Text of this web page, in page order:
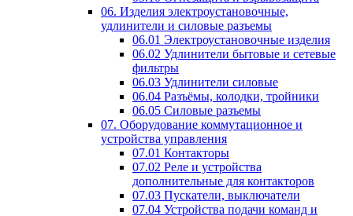
06. Изделия электроустановочные,
удлинители и силовые разъемы
06.01 Электроустановочные изделия
06.02 Удлинители бытовые и сетевые
фильтры
06.03 Удлинители силовые
06.04 Разъёмы, колодки, тройники
06.05 Силовые разъемы
07. Оборудование коммутационное и
устройства управления
07.01 Контакторы
07.02 Реле и устройства
дополнительные для контакторов
07.03 Пускатели, выключатели
07.04 Устройства подачи команд и